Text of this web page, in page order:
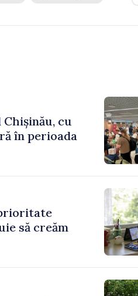
cu
în perioada
să creăm